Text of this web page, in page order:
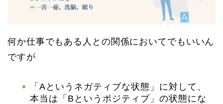
何か仕事でもある人との関係においてでもいいん
ですが
「Aというネガティブな状態」に対して、
本当は「Bというポジティブ」の状態にな